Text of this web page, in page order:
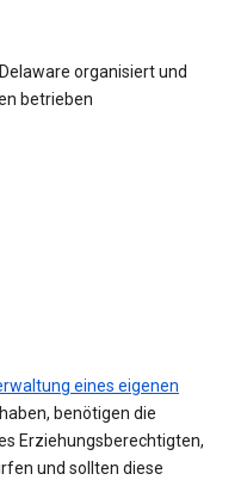
organisiert und
betrieben
eines eigenen
benötigen die
Erziehungsberechtigten,
und sollten diese